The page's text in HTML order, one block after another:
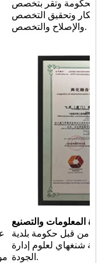
الحكومة وتقر بتخصص Finehope ، والابتكار
وتحقيق التخصص
والإصلاح والتخصص.
المعلومات والتصنيع
من قبل حكومة بلدية
شنغهاي لعلوم إدارة
الجودة.